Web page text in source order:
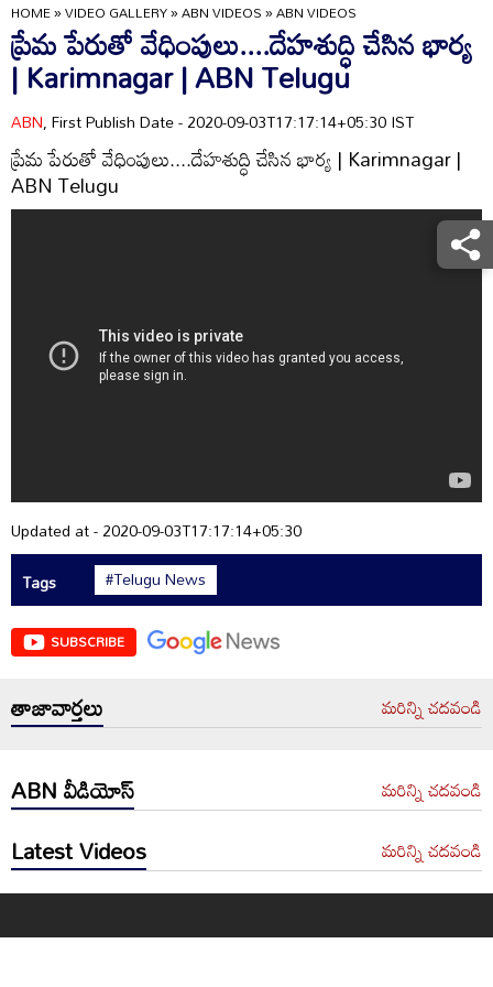
HOME»VIDEO GALLERY»ABN VIDEOS»ABN VIDEOS
ప్రేమ పేరుతో వేధింపులు....దేహశుద్ధి చేసిన భార్య
| Karimnagar | ABN Telugu
ABN, First Publish Date - 2020-09-03T17:17:14+05:30 IST
ప్రేమ పేరుతో వేధింపులు....దేహశుద్ధి చేసిన భార్య | Karimnagar |
ABN Telugu
Updated at - 2020-09-03T17:17:14+05:30
Tags
#Telugu News
SUBSCRIBE
తాజావార్తలు మరిన్ని చదవండి
ABN వీడియోస్ మరిన్ని చదవండి
Latest Videos మరిన్ని చదవండి